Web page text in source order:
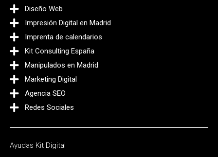
Diseño Web
Impresión Digital en Madrid
Imprenta de calendarios
Kit Consulting España
Manipulados en Madrid
Marketing Digital
Agencia SEO
Redes Sociales
Ayudas Kit Digital